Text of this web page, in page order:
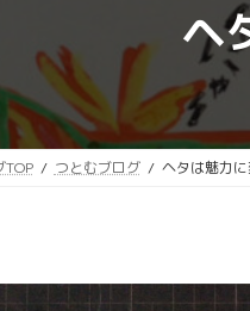
ヘ
TOP つとむブログ ヘタは魅力